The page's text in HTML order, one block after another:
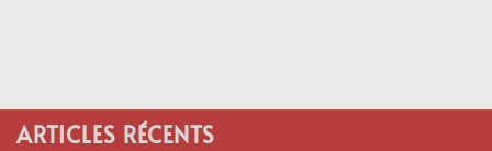
ARTICLES RÉCENTS